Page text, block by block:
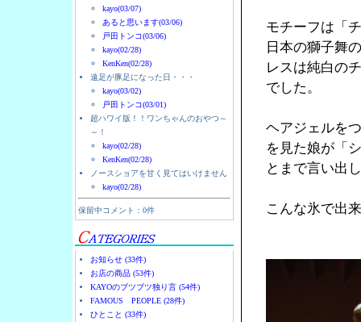
kayo(03/07)
あると思います(03/06)
戸田トンコ(03/06)
kayo(02/28)
KenKen(02/28)
遠足が豚足になった日・・・
kayo(03/02)
戸田トンコ(03/01)
超ハワイ版！！ワンちゃんのおやつ～
～！
kayo(02/28)
KenKen(02/28)
ノースショアを甘く見てはいけません
kayo(02/28)
保留中コメント：0件
お知らせ (33件)
お店の商品 (53件)
KAYOのブツブツ独り言 (54件)
FAMOUS PEOPLE (28件)
ひとこと (33件)
モチーフは「
日本の獅子舞
レスは純白の
でした。
ヘアジェルを
を見た娘が「
とまで言い出
こんな氷で出